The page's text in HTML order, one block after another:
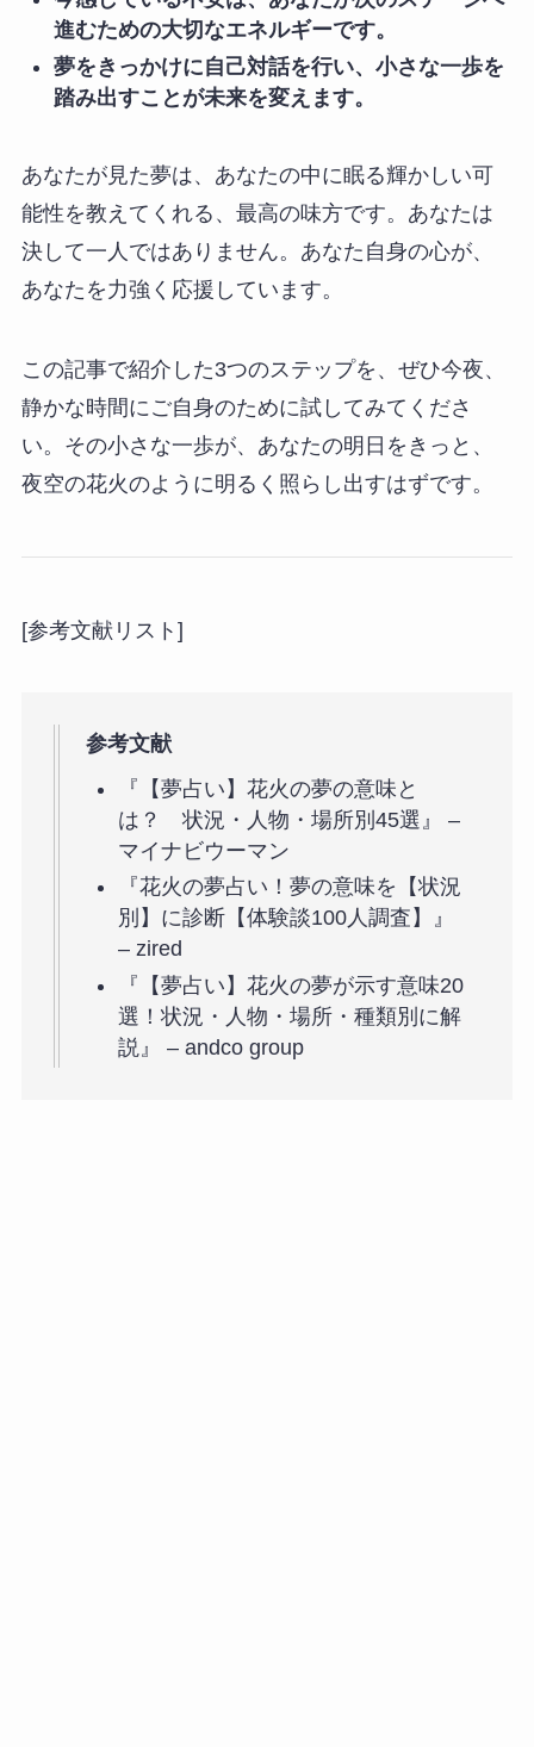
進むための大切なエネルギーです。
夢をきっかけに自己対話を行い、小さな一歩を
踏み出すことが未来を変えます。
あなたが見た夢は、あなたの中に眠る輝かしい可
能性を教えてくれる、最高の味方です。あなたは
決して一人ではありません。あなた自身の心が、
あなたを力強く応援しています。
この記事で紹介した3つのステップを、ぜひ今夜、
静かな時間にご自身のために試してみてくださ
い。その小さな一歩が、あなたの明日をきっと、
夜空の花火のように明るく照らし出すはずです。
[参考文献リスト]
参考文献
『【夢占い】花火の夢の意味と
は？ 状況・人物・場所別45選』 –
マイナビウーマン
『花火の夢占い！夢の意味を【状況
別】に診断【体験談100人調査】』
– zired
『【夢占い】花火の夢が示す意味20
選！状況・人物・場所・種類別に解
説』 – andco group